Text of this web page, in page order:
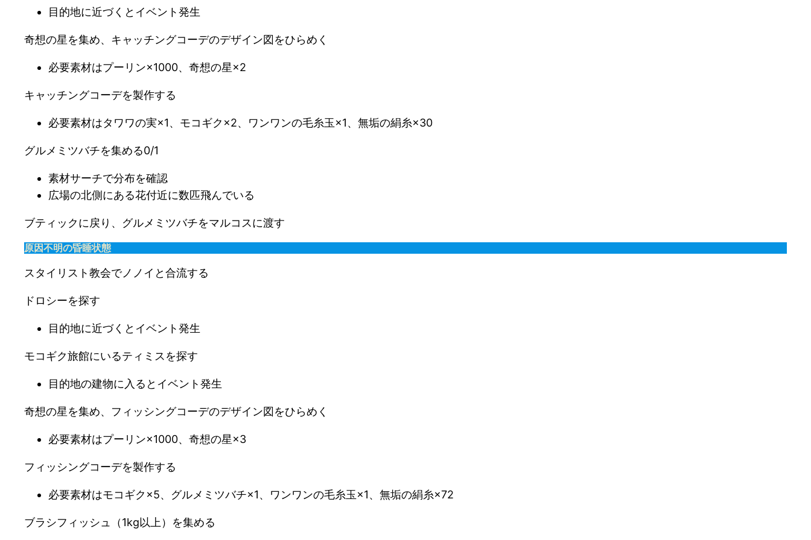
目的地に近づくとイベント発生
奇想の星を集め、キャッチングコーデのデザイン図をひらめく
必要素材はプーリン×1000、奇想の星×2
キャッチングコーデを製作する
必要素材はタワワの実×1、モコギク×2、ワンワンの毛糸玉×1、無垢の絹糸×30
グルメミツバチを集める0/1
素材サーチで分布を確認
広場の北側にある花付近に数匹飛んでいる
ブティックに戻り、グルメミツバチをマルコスに渡す
原因不明の昏睡状態
スタイリスト教会でノノイと合流する
ドロシーを探す
目的地に近づくとイベント発生
モコギク旅館にいるティミスを探す
目的地の建物に入るとイベント発生
奇想の星を集め、フィッシングコーデのデザイン図をひらめく
必要素材はプーリン×1000、奇想の星×3
フィッシングコーデを製作する
必要素材はモコギク×5、グルメミツバチ×1、ワンワンの毛糸玉×1、無垢の絹糸×72
ブラシフィッシュ（1kg以上）を集める